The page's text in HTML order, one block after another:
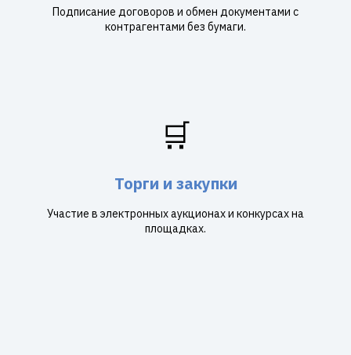
Подписание договоров и обмен документами с
контрагентами без бумаги.
🛒
Торги и закупки
Участие в электронных аукционах и конкурсах на
площадках.